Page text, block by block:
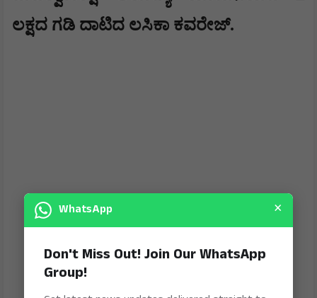
ಲಕ್ಷದ ಗಡಿ ದಾಟಿದ ಲಸಿಕಾ ಕವರೇಜ್.
WhatsApp ×
Don't Miss Out! Join Our WhatsApp
Group!